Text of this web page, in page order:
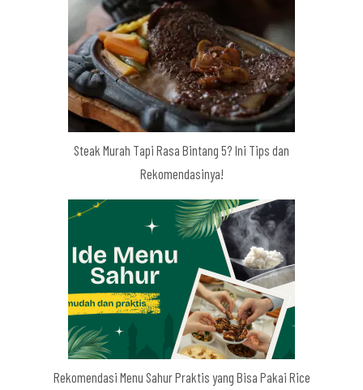
Steak Murah Tapi Rasa Bintang 5? Ini Tips dan
Rekomendasinya!
Rekomendasi Menu Sahur Praktis yang Bisa Pakai Rice